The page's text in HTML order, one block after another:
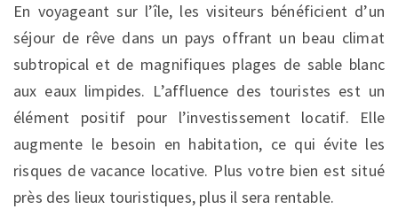
En voyageant sur l’île, les visiteurs bénéficient d’un
séjour de rêve dans un pays offrant un beau climat
subtropical et de magnifiques plages de sable blanc
aux eaux limpides. L’affluence des touristes est un
élément positif pour l’investissement locatif. Elle
augmente le besoin en habitation, ce qui évite les
risques de vacance locative. Plus votre bien est situé
près des lieux touristiques, plus il sera rentable.